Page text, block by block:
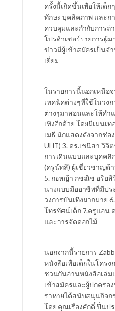
ครั้งนี้เกิดขึ้นเพื่อให้เด็
ทักษะ บุคลิคภาพ และก
ควบคุมและกำกับการถ่
โปรดิวเซอร์รายการผู้
ข่าวมีผู้เข้าสมัครเป็นจ
เยี่ยม
ในรายการนี้นอกเหนือ
เทคนิคต่างๆที่ใช้ในวง
ต่างๆมาสอนและให้คำ
เทิงอีกด้วย โดยมีเมนเ
เมธี นักแสดงดังจากช่
UHT) 3. ดร.เชนิสา วิจิ
การเดินแบบและบุคค
(ครูนัทสึ) ผู้เชี่ยวชาญด้
5. กอหญ้า กชณิช อริยสิ
นางแบบมืออาชีพที่มีปร
วงการบันเทิงมากมาย
โทรทัศน์เด็ก 7.ครูแอน
และการจัดดอกไม้
นอกจากนี้รายการ
หนังสือเพื่อเด็กในโคร
ชวนกันอ่านหนังสือเล่ม
เข้าสมัครและผู้ปกครอ
ราหายได้สนับสนุนกิจก
โดย คุณเรืองศักดิ์ ปิ่นป